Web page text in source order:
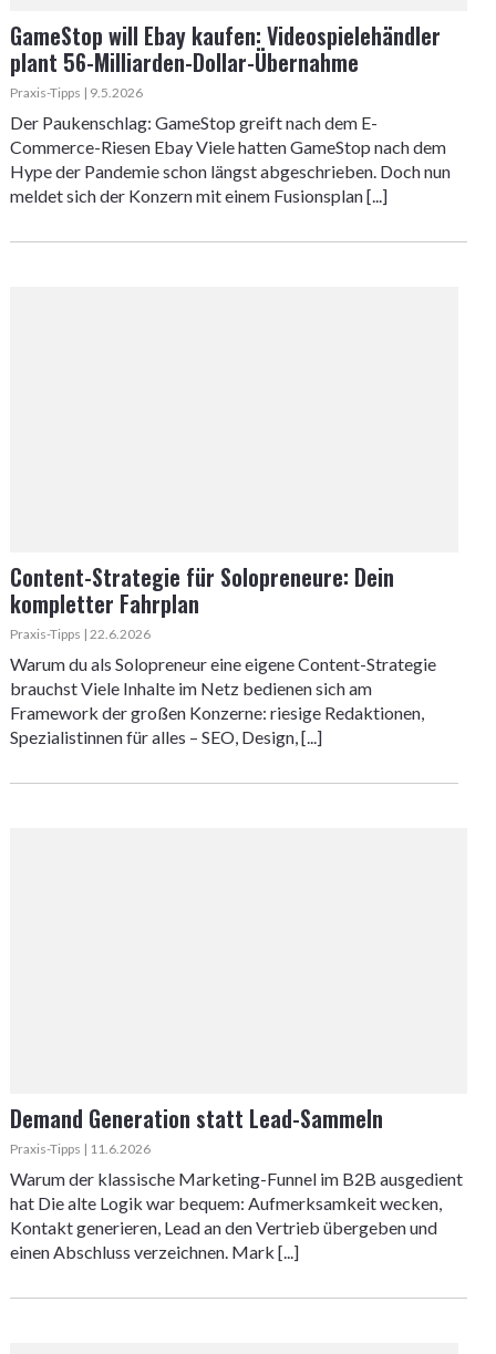
GameStop will Ebay kaufen: Videospielehändler
plant 56-Milliarden-Dollar-Übernahme
Praxis-Tipps | 9.5.2026
Der Paukenschlag: GameStop greift nach dem E-
Commerce-Riesen Ebay Viele hatten GameStop nach dem
Hype der Pandemie schon längst abgeschrieben. Doch nun
meldet sich der Konzern mit einem Fusionsplan [...]
Content-Strategie für Solopreneure: Dein
kompletter Fahrplan
Praxis-Tipps | 22.6.2026
Warum du als Solopreneur eine eigene Content-Strategie
brauchst Viele Inhalte im Netz bedienen sich am
Framework der großen Konzerne: riesige Redaktionen,
Spezialistinnen für alles – SEO, Design, [...]
Demand Generation statt Lead-Sammeln
Praxis-Tipps | 11.6.2026
Warum der klassische Marketing-Funnel im B2B ausgedient
hat Die alte Logik war bequem: Aufmerksamkeit wecken,
Kontakt generieren, Lead an den Vertrieb übergeben und
einen Abschluss verzeichnen. Mark [...]